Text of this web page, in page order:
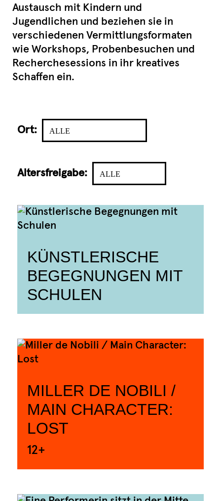
Austausch mit Kindern und
Jugendlichen und beziehen sie in
verschiedenen Vermittlungsformaten
wie Workshops, Probenbesuchen und
Recherchesessions in ihr kreatives
Schaffen ein.
Ort: ALLE
Altersfreigabe: ALLE
KÜNSTLERISCHE
BEGEGNUNGEN MIT
SCHULEN
MILLER DE NOBILI /
MAIN CHARACTER:
LOST
12+